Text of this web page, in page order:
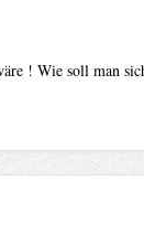
! Wie soll man